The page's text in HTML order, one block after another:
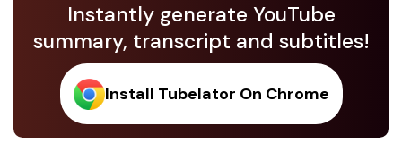
Instantly generate YouTube
summary, transcript and subtitles!
Install Tubelator On Chrome